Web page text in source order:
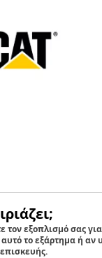
τον εξοπλισμό σας
αυτό το εξάρτημα ή αν